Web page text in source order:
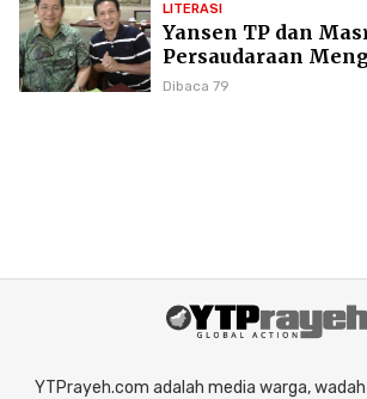
LITERASI
Yansen TP dan
Persaudaraan
Literasi Borneo
Dibaca 79
YTPrayeh.com adalah media warga,